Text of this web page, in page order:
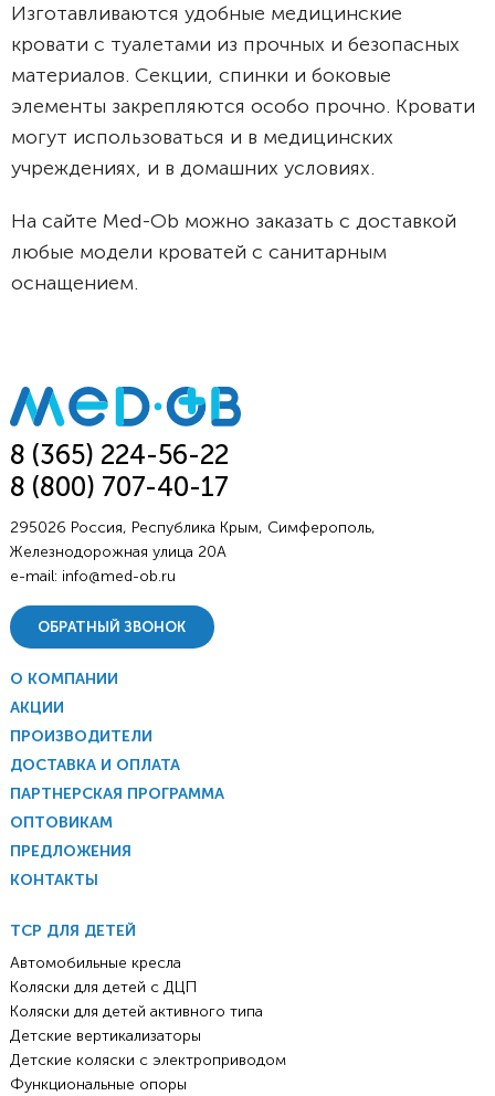
Изготавливаются удобные медицинские
кровати с туалетами из прочных и безопасных
материалов. Секции, спинки и боковые
элементы закрепляются особо прочно. Кровати
могут использоваться и в медицинских
учреждениях, и в домашних условиях.
На сайте Med-Ob можно заказать с доставкой
любые модели кроватей с санитарным
оснащением.
8 (365) 224-56-22
8 (800) 707-40-17
295026 Россия, Республика Крым, Симферополь,
Железнодорожная улица 20А
e-mail: info@med-ob.ru
ОБРАТНЫЙ ЗВОНОК
О КОМПАНИИ
АКЦИИ
ПРОИЗВОДИТЕЛИ
ДОСТАВКА И ОПЛАТА
ПАРТНЕРСКАЯ ПРОГРАММА
ОПТОВИКАМ
ПРЕДЛОЖЕНИЯ
КОНТАКТЫ
ТСР ДЛЯ ДЕТЕЙ
Автомобильные кресла
Коляски для детей с ДЦП
Коляски для детей активного типа
Детские вертикализаторы
Детские коляски с электроприводом
Функциональные опоры